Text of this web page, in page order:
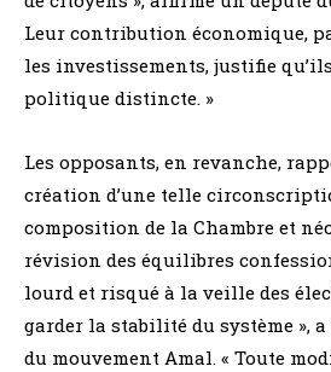
Leur contribution économique,
les investissements, justifie
politique distincte. »
Les opposants, en revanche,
création d’une telle
composition de la Chambre et
révision des équilibres
lourd et risqué à la veille des
garder la stabilité du système »,
du mouvement Amal. « Toute